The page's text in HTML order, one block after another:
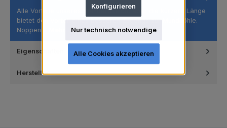
Alle Vorteile unseres Standardkelch, aber die kürzere Länge
bietet den Vorteil eines besseren Zugangs zur Mundhöhle.
Noppen…
Eigenschaften
Hersteller
Nur technisch notwendige
Konfigurieren
Alle Cookies akzeptieren